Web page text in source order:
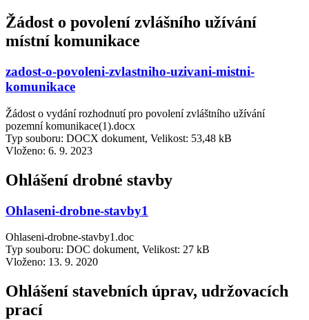
Žádost o povolení zvlášního užívání
místní komunikace
zadost-o-povoleni-zvlastniho-uzivani-mistni-
komunikace
Žádost o vydání rozhodnutí pro povolení zvláštního užívání
pozemní komunikace(1).docx
Typ souboru: DOCX dokument, Velikost: 53,48 kB
Vloženo: 6. 9. 2023
Ohlášení drobné stavby
Ohlaseni-drobne-stavby1
Ohlaseni-drobne-stavby1.doc
Typ souboru: DOC dokument, Velikost: 27 kB
Vloženo: 13. 9. 2020
Ohlášení stavebních úprav, udržovacích
prací